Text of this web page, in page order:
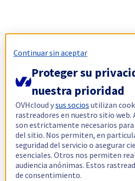
Continuar sin aceptar
Proteger su
nuestra prioridad
OVHcloud ysus socios utilizan
rastreadores en nuestro sitio web.
son estrictamente necesarios
del sitio. Nos permiten, en
seguridad del servicio o asegurar
esenciales. Otros nos permiten
audiencia anónimas. Estos
de consentimiento.